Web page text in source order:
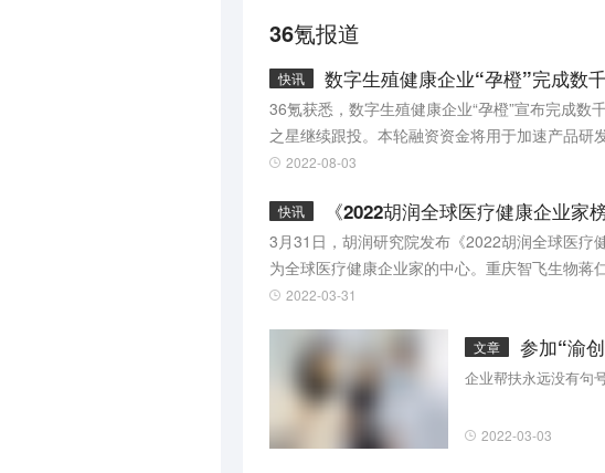
36氪报道
快讯 数字生殖健康企业“孕橙”完成数
36氪获悉，数字生殖健康企业“孕橙”宣布完成
之星继续跟投。本轮融资资金将用于加速产品
域的数字诊断平台和智能物联网产业化。
2022-08-03
快讯 《2022胡润全球医疗健康企业
3月31日，胡润研究院发布《2022胡润全球医疗
为全球医疗健康企业家的中心。重庆智飞生物
生物高科技企业。去年全年实现营业收入306亿
物股东，分别持股1726.7万股和6100万股。 智
物吴冠江、刘铁鹰夫妇以220亿元的财富位列第
分别以8位和6位位居第二和第三，重庆等城市以
2022-03-31
文章 参加“渝
企业帮扶永远没有句号
2022-03-03